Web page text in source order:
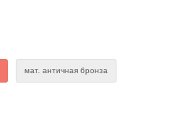
мат. античная бронза